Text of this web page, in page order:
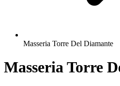
Masseria Torre Del Diamante
Masseria Torre